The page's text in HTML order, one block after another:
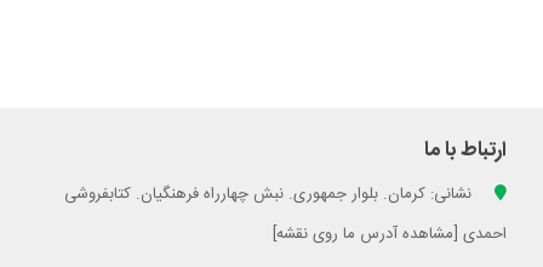
ارتباط با ما
نشانی: کرمان. بلوار جمهوری. نبش چهارراه فرهنگیان. کتابفروشی
احمدی [مشاهده آدرس ما روی نقشه]